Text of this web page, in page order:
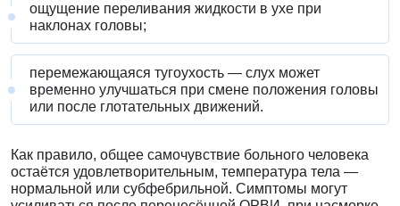
ощущение переливания жидкости в ухе при
наклонах головы;
перемежающаяся тугоухость — слух может
временно улучшаться при смене положения головы
или после глотательных движений.
Как правило, общее самочувствие больного человека
остаётся удовлетворительным, температура тела —
нормальной или субфебрильной. Симптомы могут